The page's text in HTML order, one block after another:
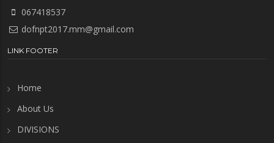
067418537
dofnpt2017.mm@gmail.com
LINK FOOTER
Home
About Us
DIVISIONS